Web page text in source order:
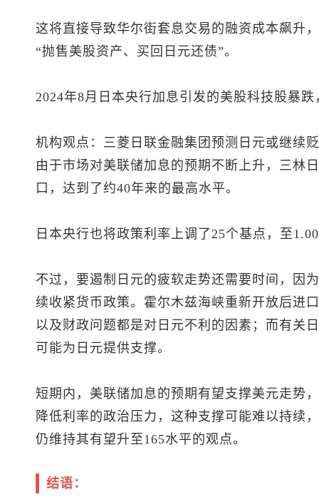
这将直接导致华尔街套息交易的融资成本飙升
“抛售美股资产、买回日元还债”。
2024年8月日本央行加息引发的美股科技股暴
机构观点：三菱日联金融集团预测日元或继续
由于市场对美联储加息的预期不断上升，三林
口，达到了约40年来的最高水平。
日本央行也将政策利率上调了25个基点，至
不过，要遏制日元的疲软走势还需要时间，因
续收紧货币政策。霍尔木兹海峡重新开放后进
以及财政问题都是对日元不利的因素；而有关
可能为日元提供支撑。
短期内，美联储加息的预期有望支撑美元走势
降低利率的政治压力，这种支撑可能难以持续
仍维持其有望升至165水平的观点。
结语：